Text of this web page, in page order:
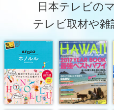
日本テレビの
テレビ取材や雑